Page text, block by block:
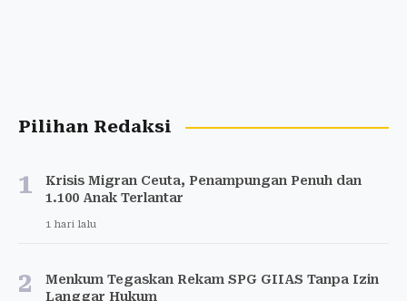
Pilihan Redaksi
1
Krisis Migran Ceuta, Penampungan Penuh dan
1.100 Anak Terlantar
1 hari lalu
2
Menkum Tegaskan Rekam SPG GIIAS Tanpa Izin
Langgar Hukum